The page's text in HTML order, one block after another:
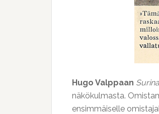
Hugo Valppaan
näkökulmasta.
ensimmäiselle